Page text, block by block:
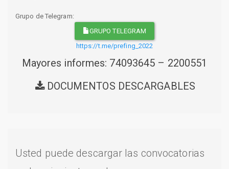
Grupo de Telegram:
GRUPO TELEGRAM
https://t.me/prefing_2022
Mayores informes: 74093645 – 2200551
DOCUMENTOS DESCARGABLES
Usted puede descargar las convocatorias